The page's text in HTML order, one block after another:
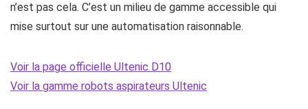
n’est pas cela. C’est un milieu de gamme accessible qui
mise surtout sur une automatisation raisonnable.
Voir la page officielle Ultenic D10
Voir la gamme robots aspirateurs Ultenic